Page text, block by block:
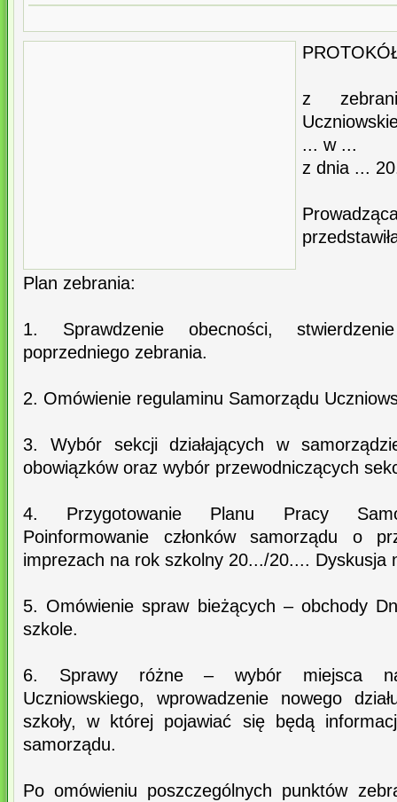
z
... w ...
z dnia ...
Plan zebrania:
1. Sprawdzenie obecności,
poprzedniego zebrania.
2. Omówienie regulaminu Samorządu
3. Wybór sekcji działających w
obowiązków oraz wybór przewodniczących
4. Przygotowanie Planu Pracy
Poinformowanie członków samorządu o
imprezach na rok szkolny 20.../20.... Dyskusja
5. Omówienie spraw bieżących – obchody
szkole.
6. Sprawy różne – wybór miejsca
Uczniowskiego, wprowadzenie nowego
szkoły, w której pojawiać się będą
samorządu.
Po omówieniu poszczególnych punktów